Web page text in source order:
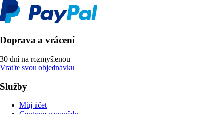
Doprava a vrácení
30 dní na rozmyšlenou
Vraťte svou objednávku
Služby
Můj účet